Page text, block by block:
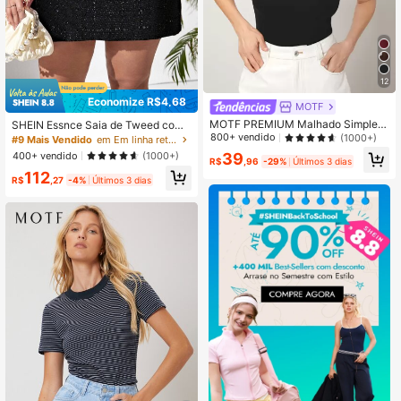
Economize R$4,68
SHEIN Essnce Saia de Tweed com
Zíper Nas Costas e Cintura Alta, Par
a o Inverno
#9 Mais Vendido
em Em linha reta Calças Tamanhos Grandes
400+ vendido
(1000+)
R$112 ,27 -4% Últimos 3 dias
12
MOTF
MOTF PREMIUM Malhado Simples
ocasional Regata & Camisa
800+ vendido (1000+)
R$39 ,96 -29% Últimos 3 dias